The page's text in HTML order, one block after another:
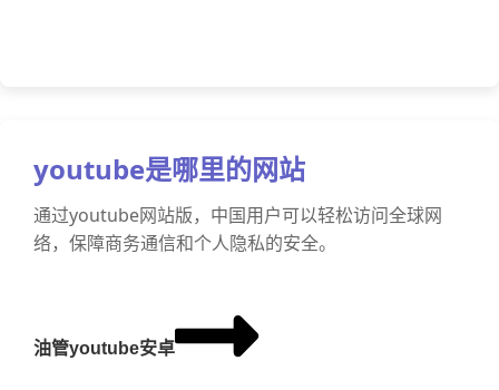
youtube是哪里的网站
通过youtube网站版，中国用户可以轻松访问全球网
络，保障商务通信和个人隐私的安全。
油管youtube安卓